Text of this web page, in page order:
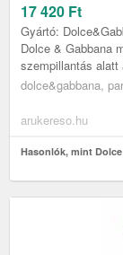
17 420 Ft
Gyártó:
Dolce & Gabbana
szempillantás
dolce&gabbana,
arukereso.hu
Hasonlók, mint